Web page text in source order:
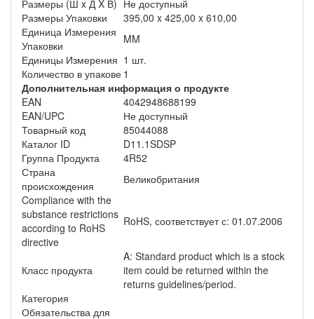
Размеры (Ш x Д X В) Не доступный
Размеры Упаковки
395,00 x 425,00 x 610,00
Единица Измерения
Упаковки
MM
Единицы Измерения 1 шт.
Количество в упакове 1
Дополнительная информация о продукте
EAN
4042948688199
EAN/UPC
Не доступный
Товарный код
85044088
Каталог ID
D11.1SDSP
Группа Продукта
4R52
Страна
происхождения
Великобритания
Compliance with the
substance restrictions
according to RoHS
directive
RoHS, соответствует с: 01.07.2006
Класс продукта
A: Standard product which is a stock
item could be returned within the
returns guidelines/period.
Категория
Обязательства для